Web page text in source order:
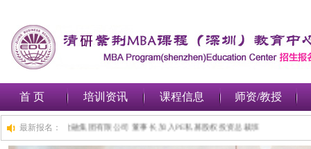
首 页 培训资讯 课程信息 师资/教授
最新报名：
班,1小时前,深圳***金融集团有限公司 董事长 加入PE私募股权投资总裁班